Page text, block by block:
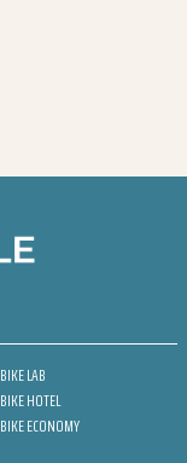
BIKE LAB
BIKE HOTEL
BIKE ECONOMY